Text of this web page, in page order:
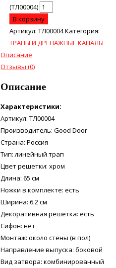
(ТЛ00004)
В корзину
Артикул: ТЛ00004Категория:
ТРАПЫ И ДРЕНАЖНЫЕ КАНАЛЫ
Описание
Отзывы (0)
Описание
Характеристики:
Артикул: ТЛ00004
Производитель: Good Door
Страна: Россия
Тип: линейный трап
Цвет решетки: хром
Длина: 65 см
Ножки в комплекте: есть
Ширина: 6.2 см
Декоративная решетка: есть
Сифон: нет
Монтаж: около стены (в пол)
Направление выпуска: боковой
Вид затвора: комбинированный